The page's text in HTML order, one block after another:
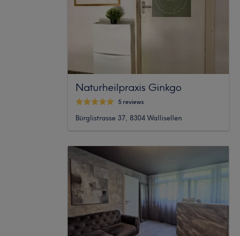
Naturheilpraxis Ginkgo
5 reviews
Bürglistrasse 37, 8304 Wallisellen